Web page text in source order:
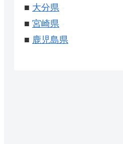
■ 大分県
■ 宮崎県
■ 鹿児島県